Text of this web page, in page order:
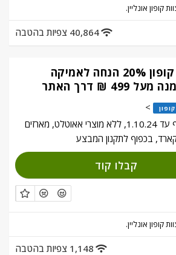
קופון אונליין.
40,864 צפיות בהטבה
קוד קופון 20% הנחה לאמיקה
499 ₪ דרך האתר
>
בתוקף עד 1.10.24, ללא מוצרי אאוטלט, מארזים
בכפוף לתקנון המבצע
קבלו קוד
קופון אונליין.
1,148 צפיות בהטבה